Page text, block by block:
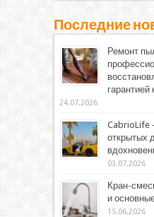
Последние
Ремонт
гарантией
24.07.2026
CabrioLife
открытых
03.07.2026
Кран-
и
15.06.2026